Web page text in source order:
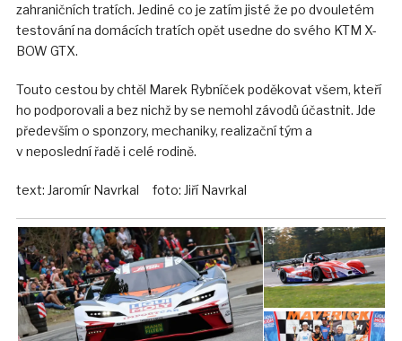
zahraničních tratích. Jediné co je zatím jisté že po dvouletém
testování na domácích tratích opět usedne do svého KTM X-
BOW GTX.
Touto cestou by chtěl Marek Rybníček poděkovat všem, kteří
ho podporovali a bez nichž by se nemohl závodů účastnit. Jde
především o sponzory, mechaniky, realizační tým a
v neposlední řadě i celé rodině.
text: Jaromír Navrkal foto: Jiří Navrkal